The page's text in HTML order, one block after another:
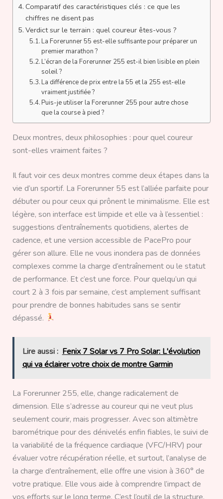
Comparatif des caractéristiques clés : ce que les
chiffres ne disent pas
Verdict sur le terrain : quel coureur êtes-vous ?
La Forerunner 55 est-elle suffisante pour préparer un
premier marathon ?
L’écran de la Forerunner 255 est-il bien lisible en plein
soleil ?
La différence de prix entre la 55 et la 255 est-elle
vraiment justifiée ?
Puis-je utiliser la Forerunner 255 pour autre chose
que la course à pied ?
Deux montres, deux philosophies : pour quel coureur
sont-elles vraiment faites ?
Il faut voir ces deux montres comme deux étapes dans la
vie d’un sportif. La Forerunner 55 est l’alliée parfaite pour
débuter ou pour ceux qui prônent le minimalisme. Elle est
légère, son interface est limpide et elle va à l’essentiel :
suggestions d’entraînements quotidiens, alertes de
cadence, et une version accessible de PacePro pour
gérer son allure. Elle ne vous inondera pas de données
complexes comme la charge d’entraînement ou le statut
de performance. Et c’est une force. Pour quelqu’un qui
court 2 à 3 fois par semaine, c’est amplement suffisant
pour prendre de bonnes habitudes sans se sentir
dépassé.
Lire aussi : Fenix 7 Solar vs 7 Pro Solar: L'évolution
qui va éclairer votre choix de montre Garmin
La Forerunner 255, elle, change radicalement de
dimension. Elle s’adresse au coureur qui ne veut plus
seulement courir, mais progresser. Avec son altimètre
barométrique pour des dénivelés enfin fiables, le suivi de
la variabilité de la fréquence cardiaque (VFC/HRV) pour
évaluer votre récupération réelle, et surtout, l’analyse de
la charge d’entraînement, elle offre une vision à 360° de
votre pratique. Elle vous aide à comprendre l’impact de